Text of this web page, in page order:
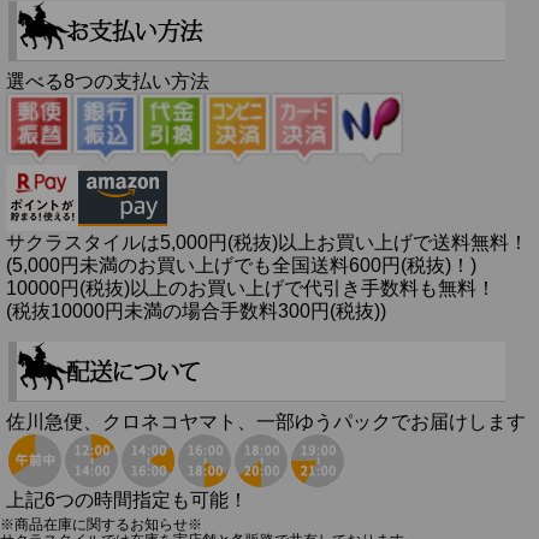
選べる8つの支払い方法
サクラスタイルは5,000円(税抜)以上お買い上げで送料無料！
(5,000円未満のお買い上げでも全国送料600円(税抜)！)
10000円(税抜)以上のお買い上げで代引き手数料も無料！
(税抜10000円未満の場合手数料300円(税抜))
佐川急便、クロネコヤマト、一部ゆうパックでお届けします
上記6つの時間指定も可能！
※商品在庫に関するお知らせ※